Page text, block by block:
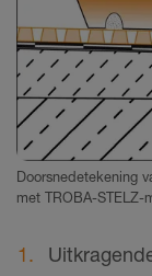
Doorsnedetekening
met TROBA-STELZ-